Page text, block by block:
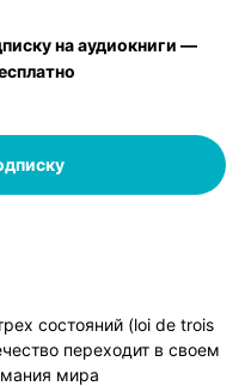
на аудиокниги —
состояний (loi de trois
переходит в своем
мира